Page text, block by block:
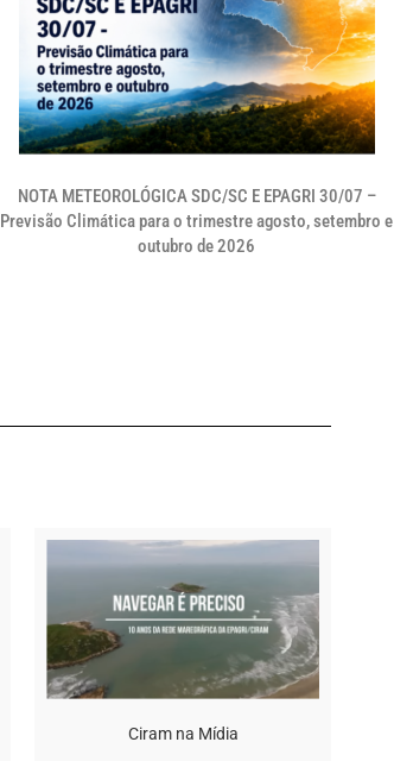
NOTA METEOROLÓGICA SDC/SC E EPAGRI 30/07 –
Previsão Climática para o trimestre agosto, setembro e
outubro de 2026
Ciram na Mídia